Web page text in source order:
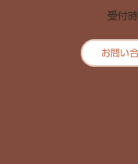
受付
お問い